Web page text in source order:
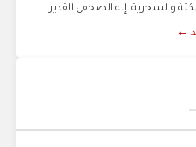
والسخرية. إنه الصحفي القدير
←